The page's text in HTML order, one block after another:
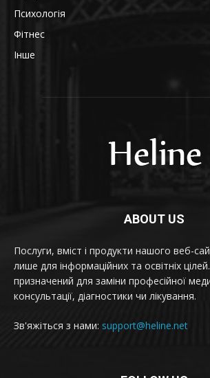
Психологія
Фітнес
Інше
ABOUT US
Послуги, вміст і продукти нашого веб-
лише для інформаційних та освітніх
призначений для заміни професійної
консультації, діагностики чи лікування.
Зв'яжіться з нами: support@heline.net